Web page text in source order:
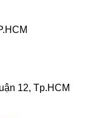
12, Tp.HCM